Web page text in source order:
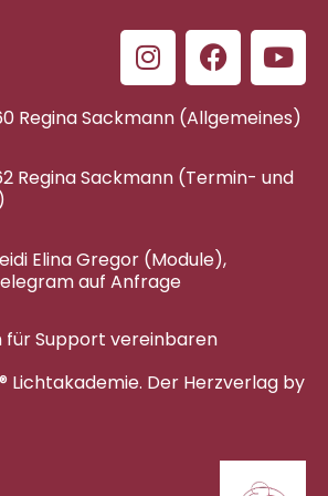
Regina Sackmann (Allgemeines)
Regina Sackmann (Termin- und
Elina Gregor (Module),
auf Anfrage
für Support vereinbaren
Lichtakademie. Der Herzverlag by